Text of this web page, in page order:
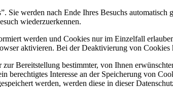
Sie werden nach Ende Ihres Besuchs
wiederzuerkennen.
werden und Cookies nur im Einzelfall
aktivieren. Bei der Deaktivierung von
Bereitstellung bestimmter, von Ihnen
Interesse an der Speicherung von
werden, werden diese in dieser